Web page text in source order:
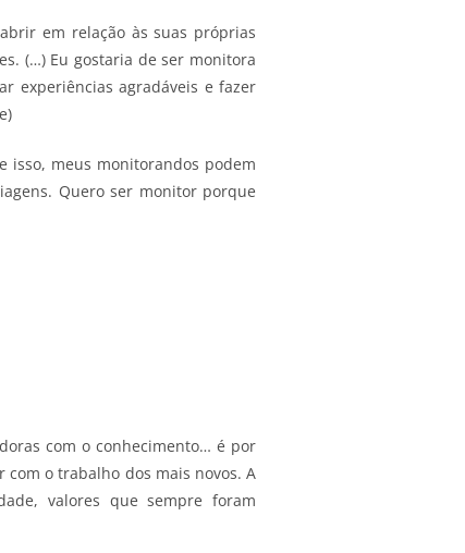
em relação às suas próprias
(…) Eu gostaria de ser monitora
experiências agradáveis e fazer
isso, meus monitorandos podem
Quero ser monitor porque
com o conhecimento… é por
o trabalho dos mais novos. A
valores que sempre foram